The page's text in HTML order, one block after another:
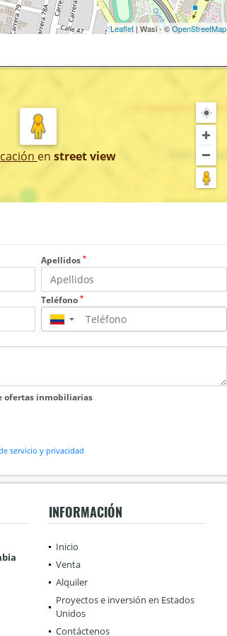
Leaflet| Wasi - ©OpenStreetMap
en street view
Apellidos *
Teléfono *
▼
ofertas inmobiliarias
servicio y privacidad
INFORMACIÓN
Inicio
Venta
Alquiler
Proyectos e inversión en Estados
Unidos
Contáctenos